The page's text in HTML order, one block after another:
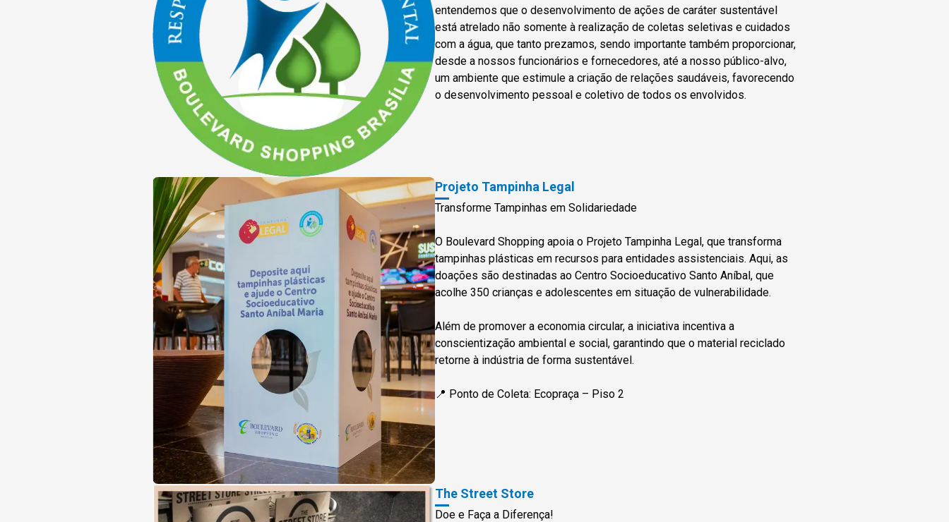
entendemos que o desenvolvimento de ações de caráter sustentável
está atrelado não somente à realização de coletas seletivas e cuidados
com a água, que tanto prezamos, sendo importante também proporcionar,
desde a nossos funcionários e fornecedores, até a nosso público-alvo,
um ambiente que estimule a criação de relações saudáveis, favorecendo
o desenvolvimento pessoal e coletivo de todos os envolvidos.
Projeto Tampinha Legal
Transforme Tampinhas em Solidariedade
O Boulevard Shopping apoia o Projeto Tampinha Legal, que transforma
tampinhas plásticas em recursos para entidades assistenciais. Aqui, as
doações são destinadas ao Centro Socioeducativo Santo Aníbal, que
acolhe 350 crianças e adolescentes em situação de vulnerabilidade.
Além de promover a economia circular, a iniciativa incentiva a
conscientização ambiental e social, garantindo que o material reciclado
retorne à indústria de forma sustentável.
📍 Ponto de Coleta: Ecopraça – Piso 2
The Street Store
Doe e Faça a Diferença!